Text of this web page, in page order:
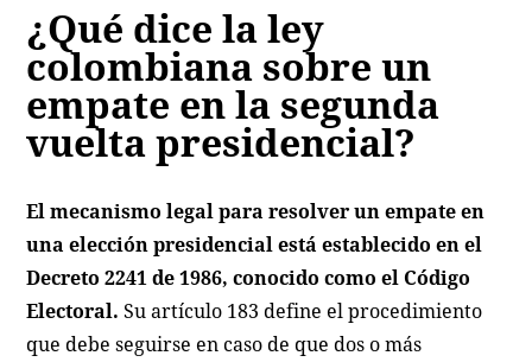
¿Qué dice la ley
colombiana sobre un
empate en la segunda
vuelta presidencial?
El mecanismo legal para resolver un empate en
una elección presidencial está establecido en el
Decreto 2241 de 1986, conocido como el Código
Electoral. Su artículo 183 define el procedimiento
que debe seguirse en caso de que dos o más